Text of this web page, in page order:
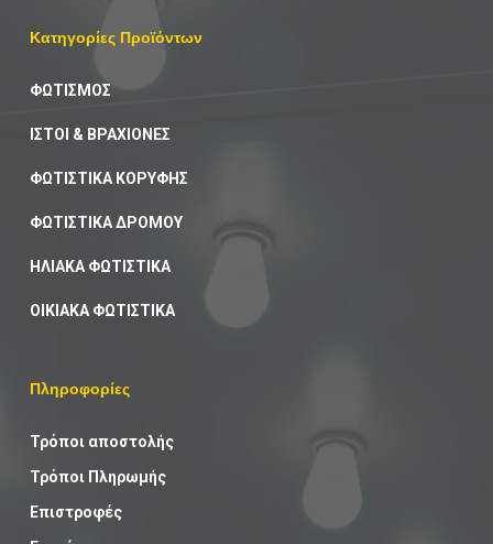
Κατηγορίες Προϊόντων
ΦΩΤΙΣΜΟΣ
ΙΣΤΟΙ & ΒΡΑΧΙΟΝΕΣ
ΦΩΤΙΣΤΙΚΑ ΚΟΡΥΦΗΣ
ΦΩΤΙΣΤΙΚΑ ΔΡΟΜΟΥ
ΗΛΙΑΚΑ ΦΩΤΙΣΤΙΚΑ
ΟΙΚΙΑΚΑ ΦΩΤΙΣΤΙΚΑ
Πληροφορίες
Τρόποι αποστολής
Τρόποι Πληρωμής
Επιστροφές